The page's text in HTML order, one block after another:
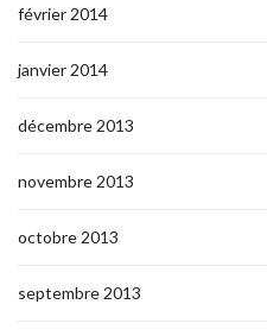
février 2014
janvier 2014
décembre 2013
novembre 2013
octobre 2013
septembre 2013